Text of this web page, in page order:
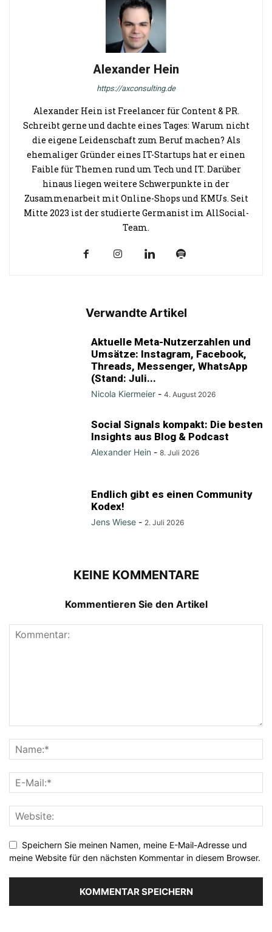
Alexander Hein
https://axconsulting.de
Alexander Hein ist Freelancer für Content & PR.
Schreibt gerne und dachte eines Tages: Warum nicht
die eigene Leidenschaft zum Beruf machen? Als
ehemaliger Gründer eines IT-Startups hat er einen
Faible für Themen rund um Tech und IT. Darüber
hinaus liegen weitere Schwerpunkte in der
Zusammenarbeit mit Online-Shops und KMUs. Seit
Mitte 2023 ist der studierte Germanist im AllSocial-
Team.
Verwandte Artikel
Aktuelle Meta-Nutzerzahlen und
Umsätze: Instagram, Facebook,
Threads, Messenger, WhatsApp
(Stand: Juli...
Nicola Kiermeier - 4. August 2026
Social Signals kompakt: Die besten
Insights aus Blog & Podcast
Alexander Hein - 8. Juli 2026
Endlich gibt es einen Community
Kodex!
Jens Wiese - 2. Juli 2026
KEINE KOMMENTARE
Kommentieren Sie den Artikel
Speichern Sie meinen Namen, meine E-Mail-Adresse und
meine Website für den nächsten Kommentar in diesem Browser.